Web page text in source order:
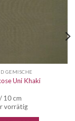
GEMISCHE
Uni Khaki
/ 10 cm
vorrätig